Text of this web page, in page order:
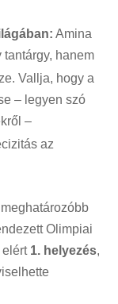
Amina
hanem
. Vallja, hogy a
– legyen szó
–
az
Olimpiai
elért 1. helyezés,